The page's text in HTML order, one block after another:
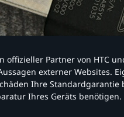
offizieller Partner von HTC
externer Websites.
Ihre
Ihres Geräts benötigen.​